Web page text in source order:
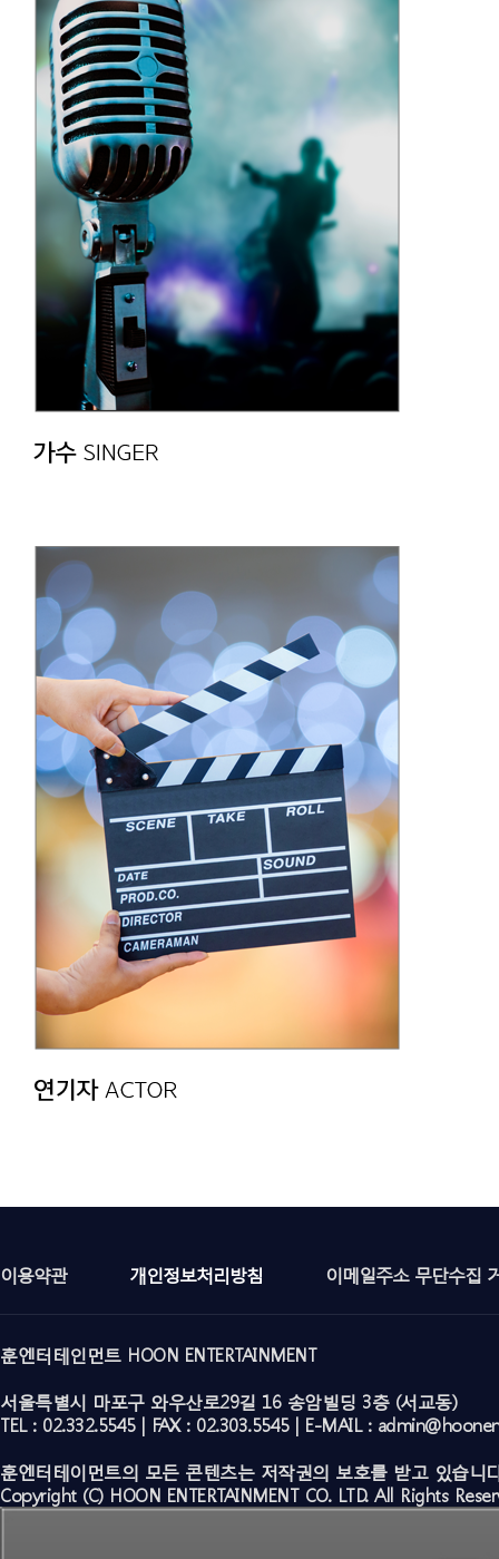
이용약관 개인정보처리방침 이메일주소 무단수집
훈엔터테인먼트 HOON ENTERTAINMENT
서울특별시 마포구 와우산로29길 16 송암빌딩 3층 (서교동)
TEL : 02.332.5545 | FAX : 02.303.5545 | E-MAIL :
훈엔터테이먼트의 모든 콘텐츠는 저작권의 보호를 받고 있습니
Copyright (C) HOON ENTERTAINMENT CO. LTD. All Rights